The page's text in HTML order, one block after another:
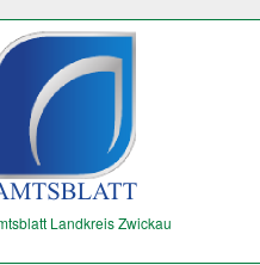
Landkreis Zwickau